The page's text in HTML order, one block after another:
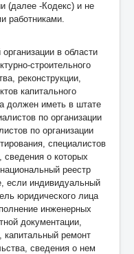
(далее -Кодекс) и не
работниками.
в области
строительного
реконструкции,
капитального
должен иметь в штате
по организации
по организации
специалистов
сведения о которых
реестр
если индивидуальный
юридического лица
инженерных
документации,
капитальный ремонт
сведения о нем